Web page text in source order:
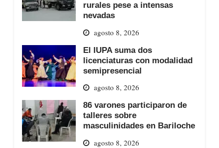
rurales pese a intensas
nevadas
agosto 8, 2026
El IUPA suma dos
licenciaturas con modalidad
semipresencial
agosto 8, 2026
86 varones participaron de
talleres sobre
masculinidades en Bariloche
agosto 8, 2026